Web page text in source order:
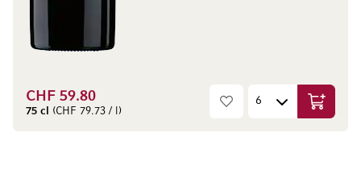
CHF 59.80
75 cl (CHF 79.73 / l)